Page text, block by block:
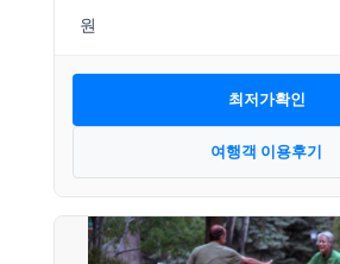
최저가확인
여행객 이용후기